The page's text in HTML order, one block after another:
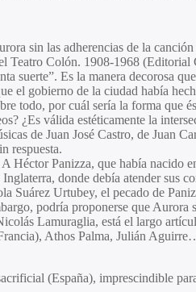
sin las adherencias de la
Teatro Colón. 1908-1968 (Editorial
suerte”. Es la manera decorosa
el gobierno de la ciudad había
todo, por cuál sería la forma que
¿Es válida estéticamente la
de Juan José Castro, de Juan
respuesta.
Héctor Panizza, que había nacido
donde debía atender sus
Urtubey, el pecado de
podría proponerse que Aurora
Lamuraglia, está el largo
Athos Palma, Julián
(España), imprescindible